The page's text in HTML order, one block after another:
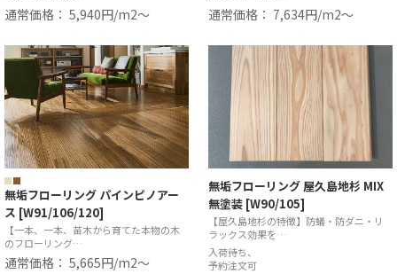
通常価格： 5,940円/m2〜 通常価格： 7,634円/m2〜
無垢フローリング パインピノアー
ス [W91/106/120]
【一本、一本、苗木から育てた本物の木
のフローリング…
通常価格： 5,665円/m2〜
無垢フローリング 屋久島地杉 MIX
無塗装 [W90/105]
【屋久島地杉の特徴】防蟻・防ダニ・リ
ラックス効果を…
入荷待ち、
予約注文可